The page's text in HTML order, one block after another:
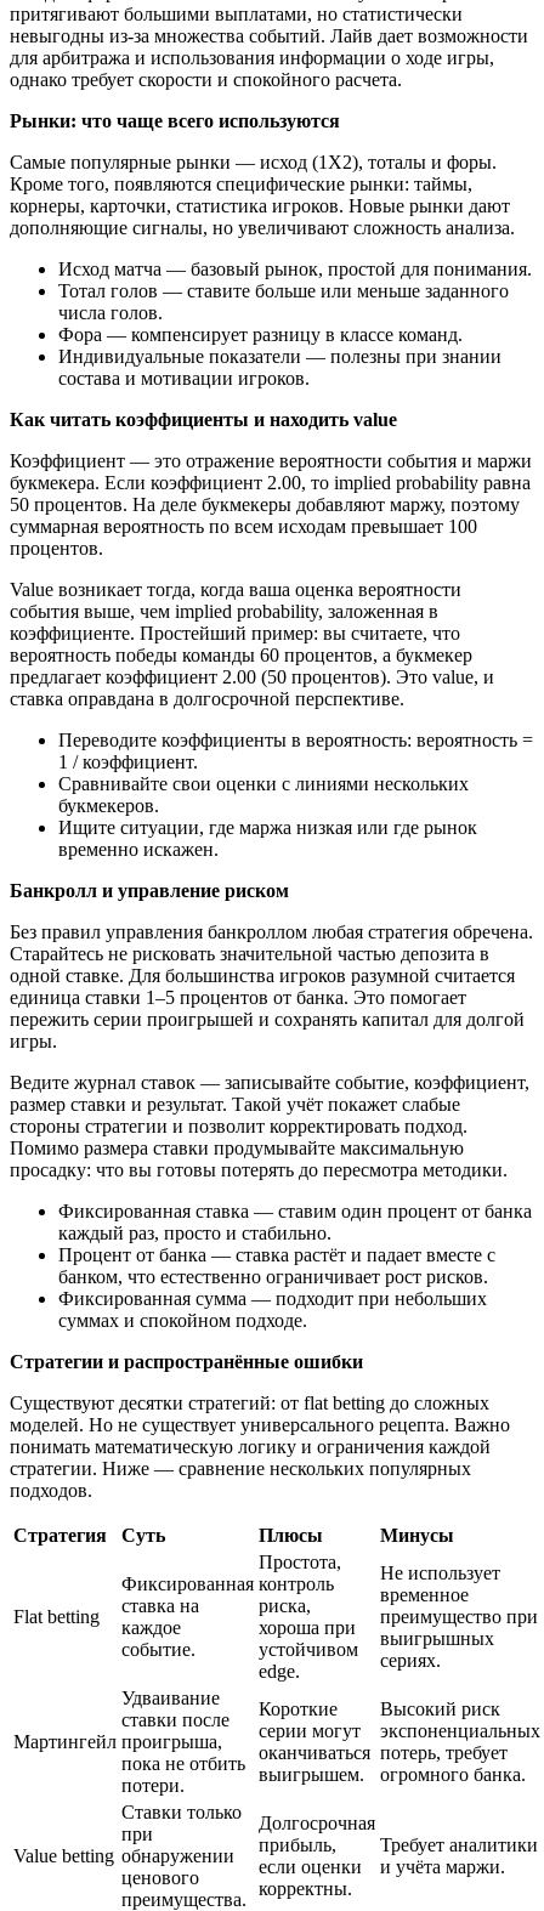
притягивают большими выплатами, но статистически
невыгодны из-за множества событий. Лайв дает возможности
для арбитража и использования информации о ходе игры,
однако требует скорости и спокойного расчета.
Рынки: что чаще всего используются
Самые популярные рынки — исход (1X2), тоталы и форы.
Кроме того, появляются специфические рынки: таймы,
корнеры, карточки, статистика игроков. Новые рынки дают
дополняющие сигналы, но увеличивают сложность анализа.
Исход матча — базовый рынок, простой для понимания.
Тотал голов — ставите больше или меньше заданного
числа голов.
Фора — компенсирует разницу в классе команд.
Индивидуальные показатели — полезны при знании
состава и мотивации игроков.
Как читать коэффициенты и находить value
Коэффициент — это отражение вероятности события и маржи
букмекера. Если коэффициент 2.00, то implied probability равна
50 процентов. На деле букмекеры добавляют маржу, поэтому
суммарная вероятность по всем исходам превышает 100
процентов.
Value возникает тогда, когда ваша оценка вероятности
события выше, чем implied probability, заложенная в
коэффициенте. Простейший пример: вы считаете, что
вероятность победы команды 60 процентов, а букмекер
предлагает коэффициент 2.00 (50 процентов). Это value, и
ставка оправдана в долгосрочной перспективе.
Переводите коэффициенты в вероятность: вероятность =
1 / коэффициент.
Сравнивайте свои оценки с линиями нескольких
букмекеров.
Ищите ситуации, где маржа низкая или где рынок
временно искажен.
Банкролл и управление риском
Без правил управления банкроллом любая стратегия обречена.
Старайтесь не рисковать значительной частью депозита в
одной ставке. Для большинства игроков разумной считается
единица ставки 1–5 процентов от банка. Это помогает
пережить серии проигрышей и сохранять капитал для долгой
игры.
Ведите журнал ставок — записывайте событие, коэффициент,
размер ставки и результат. Такой учёт покажет слабые
стороны стратегии и позволит корректировать подход.
Помимо размера ставки продумывайте максимальную
просадку: что вы готовы потерять до пересмотра методики.
Фиксированная ставка — ставим один процент от банка
каждый раз, просто и стабильно.
Процент от банка — ставка растёт и падает вместе с
банком, что естественно ограничивает рост рисков.
Фиксированная сумма — подходит при небольших
суммах и спокойном подходе.
Стратегии и распространённые ошибки
Существуют десятки стратегий: от flat betting до сложных
моделей. Но не существует универсального рецепта. Важно
понимать математическую логику и ограничения каждой
стратегии. Ниже — сравнение нескольких популярных
подходов.
Стратегия Суть Плюсы Минусы
Flat betting
Фиксированная
ставка на
каждое
событие.
Простота,
контроль
риска,
хороша при
устойчивом
edge.
Не использует
временное
преимущество при
выигрышных
сериях.
Мартингейл
Удваивание
ставки после
проигрыша,
пока не отбить
потери.
Короткие
серии могут
оканчиваться
выигрышем.
Высокий риск
экспоненциальных
потерь, требует
огромного банка.
Value betting
Ставки только
при
обнаружении
ценового
преимущества.
Долгосрочная
прибыль,
если оценки
корректны.
Требует аналитики
и учёта маржи.